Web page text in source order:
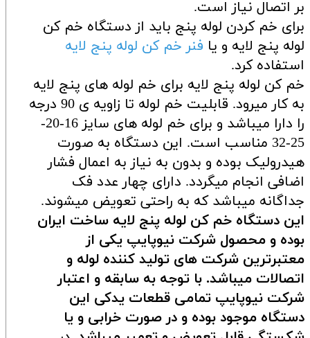
بر اتصال نیاز است.
برای خم کردن لوله پنج باید از دستگاه خم کن
لوله پنج لایه و یا فنر خم کن لوله پنج لایه
استفاده کرد.
خم کن لوله پنج لایه برای خم لوله های پنج لایه
به کار میرود. قابلیت خم لوله تا زاویه ی 90 درجه
را دارا میباشد و برای خم لوله های سایز 16-20-
25-32 مناسب است. این دستگاه به صورت
هیدرولیک بوده و بدون به نیاز به اعمال فشار
اضافی انجام میگردد. دارای چهار عدد فک
جداگانه میباشد که به راحتی تعویض میشوند.
این دستگاه خم کن لوله پنج لایه ساخت ایران
بوده و محصول شرکت نیوپایپ یکی از
معتبرترین شرکت های تولید کننده لوله و
اتصالات میباشد. با توجه به سابقه و اعتبار
شرکت نیوپایپ تمامی قطعات یدکی این
دستگاه موجود بوده و در صورت خرابی و یا